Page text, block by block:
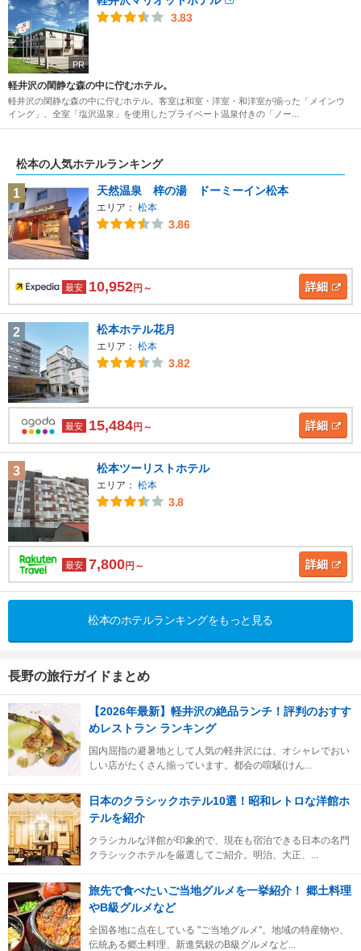
PR
3.83
軽井沢の閑静な森の中に佇むホテル。
軽井沢の閑静な森の中に佇むホテル。客室は和室・洋室・和洋室が揃った「メインウ
イング」、全室「塩沢温泉」を使用したプライベート温泉付きの「ノー...
松本の人気ホテルランキング
1 天然温泉 梓の湯 ドーミーイン松本
エリア： 松本
3.86
最安 10,952円～ 詳細
2 松本ホテル花月
エリア： 松本
3.82
最安 15,484円～ 詳細
3 松本ツーリストホテル
エリア： 松本
3.8
最安 7,800円～ 詳細
松本のホテルランキングをもっと見る
長野の旅行ガイドまとめ
【2026年最新】軽井沢の絶品ランチ！評判のおすす
めレストラン ランキング
国内屈指の避暑地として人気の軽井沢には、オシャレでおい
しい店がたくさん揃っています。都会の喧騒(けん...
日本のクラシックホテル10選！昭和レトロな洋館ホ
テルを紹介
クラシカルな洋館が印象的で、現在も宿泊できる日本の名門
クラシックホテルを厳選してご紹介。明治、大正、...
旅先で食べたいご当地グルメを一挙紹介！ 郷土料理
やB級グルメなど
全国各地に点在している "ご当地グルメ"。地域の特産物や、
伝統ある郷土料理、新進気鋭のB級グルメなど...